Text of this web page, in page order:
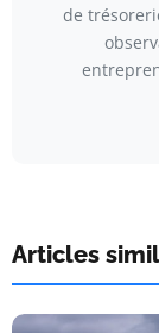
de
Articles